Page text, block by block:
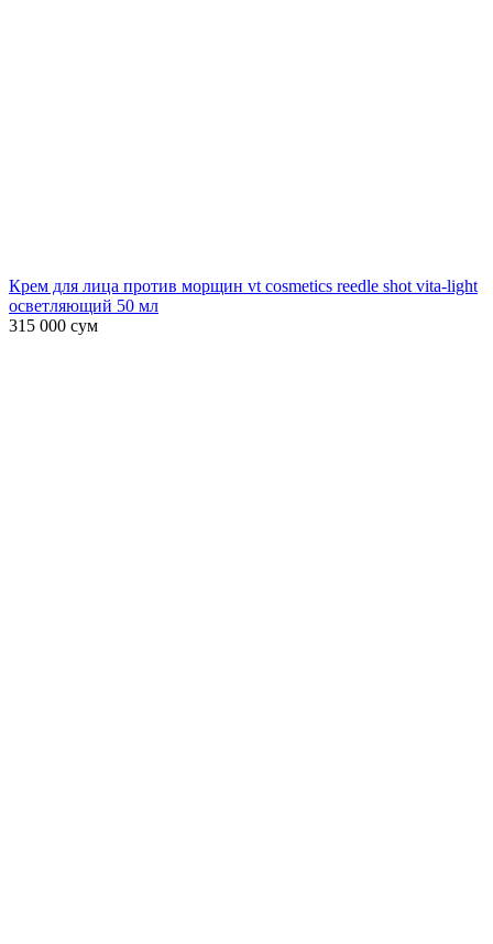
Крем для лица против морщин vt cosmetics reedle shot vita-light
осветляющий 50 мл
315 000 сум